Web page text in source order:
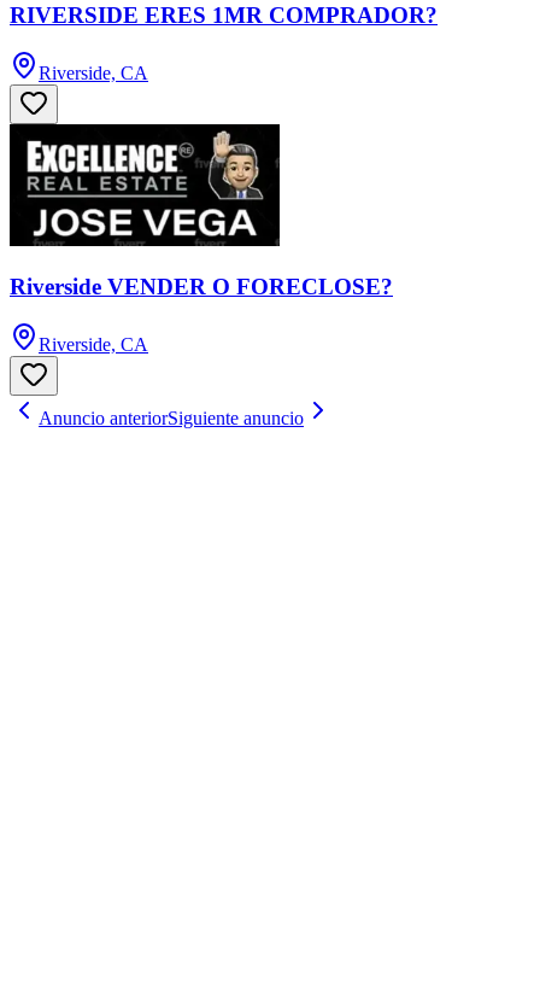
RIVERSIDE ERES 1MR COMPRADOR?
Riverside, CA
Riverside VENDER O FORECLOSE?
Riverside, CA
Anuncio anteriorSiguiente anuncio